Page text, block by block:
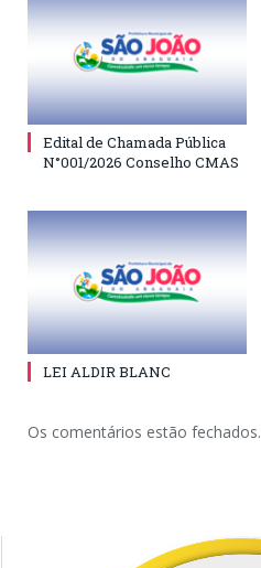
Edital de Chamada Pública
N°001/2026 Conselho CMAS
LEI ALDIR BLANC
Os comentários estão fechados.